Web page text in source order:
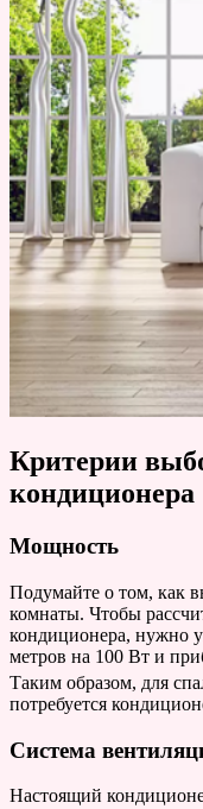
Критерии
кондиционера
Мощность
Подумайте о том, как
комнаты. Чтобы
кондиционера, нужно
метров на 100 Вт и
Таким образом, для
потребуется
Система
Настоящий